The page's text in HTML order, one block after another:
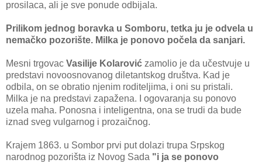
prosilaca, ali je sve ponude odbijala.
Prilikom jednog boravka u Somboru, tetka ju je odvela u
nemačko pozorište. Milka je ponovo počela da sanjari.
Mesni trgovac Vasilije Kolarović zamolio je da učestvuje u
predstavi novoosnovanog diletantskog društva. Kad je
odbila, on se obratio njenim roditeljima, i oni su pristali.
Milka je na predstavi zapažena. I ogovaranja su ponovo
uzela maha. Ponosna i inteligentna, ona se trudi da bude
iznad sveg vulgarnog i prozaičnog.
Krajem 1863. u Sombor prvi put dolazi trupa Srpskog
narodnog pozorišta iz Novog Sada "i ja se ponovo